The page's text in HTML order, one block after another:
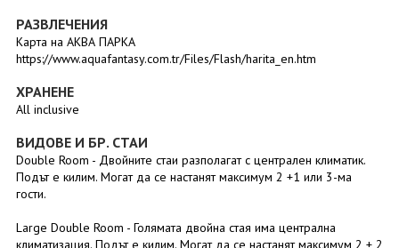
РАЗВЛЕЧЕНИЯ
Карта на АКВА ПАРКА
https://www.aquafantasy.com.tr/Files/Flash/harita_en.htm
ХРАНЕНЕ
All inclusive
ВИДОВЕ И БР. СТАИ
Double Room - Двойните стаи разполагат с централен климатик.
Подът е килим. Могат да се настанят максимум 2 +1 или 3-ма
гости.
Large Double Room - Голямата двойна стая има централна
климатизация. Подът е килим. Могат да се настанят максимум 2 + 2